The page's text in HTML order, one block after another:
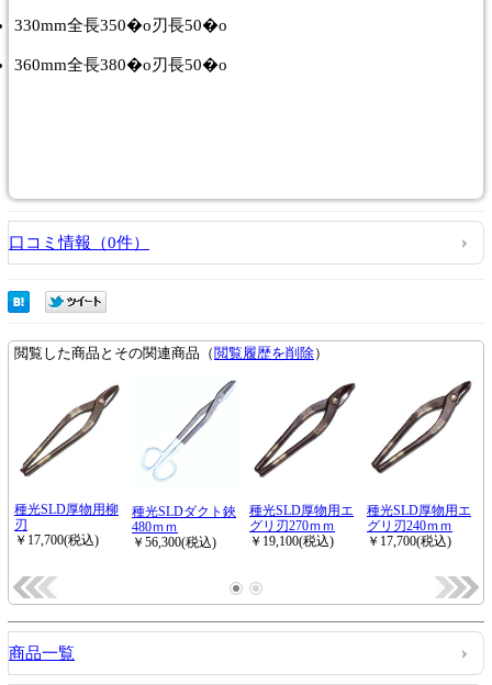
330mm全長350�o刃長50�o
360mm全長380�o刃長50�o
口コミ情報（0件）
商品一覧